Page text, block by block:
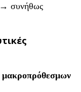
→ συνήθως